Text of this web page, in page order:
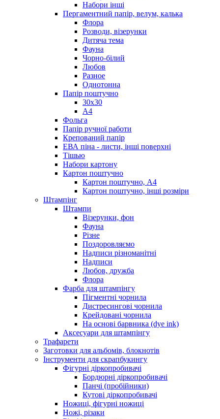
Набори інші
Пергаментний папір, велум, калька
Флора
Розводи, візерунки
Дитяча тема
Фауна
Чорно-білий
Любов
Разное
Однотонна
Папір поштучно
30х30
А4
Фольга
Папір ручної работи
Крепований папір
ЕВА піна - листи, інші поверхні
Тішью
Набори картону
Картон поштучно
Картон поштучно, А4
Картон поштучно, інші розміри
Штампінг
Штампи
Візерунки, фон
Фауна
Різне
Поздоровляємо
Надписи різноманітні
Надписи
Любов, дружба
Флора
Фарба для штампінгу
Пігментні чорнила
Дистресингові чорнила
Крейдовані чорнила
На основі барвника (dye ink)
Аксесуари для штампінгу
Трафарети
Заготовки для альбомів, блокнотів
Інструменти для скрапбукингу
Фігурні діркопробивачі
Бордюрні діркопробивачі
Панчі (пробійники)
Кутові діркопробивачі
Ножиці, фігурні ножиці
Ножі, різаки